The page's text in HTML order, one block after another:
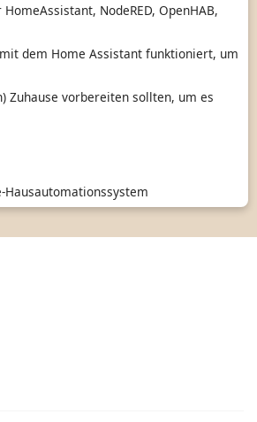
NodeRED, OpenHAB,
dem Home Assistant funktioniert, um
Zuhause vorbereiten sollten, um es
Hausautomationssystem